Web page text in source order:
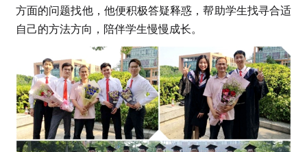
方面的问题找他，他便积极答疑释惑，帮助学生找寻合适
自己的方法方向，陪伴学生慢慢成长。